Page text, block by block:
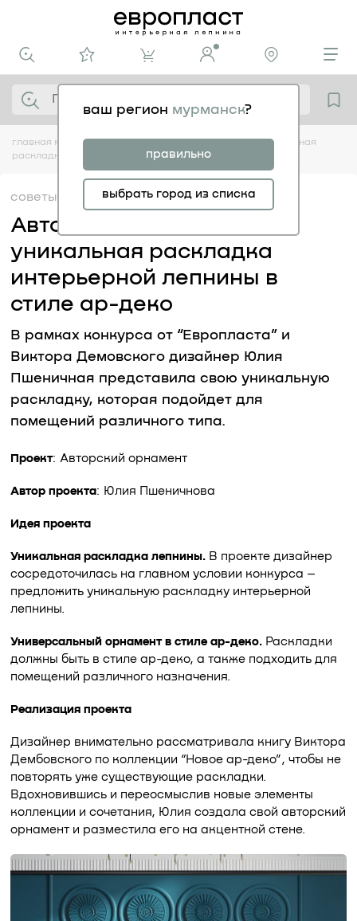
ваш регион мурманск?
правильно
выбрать город из списка
главная медиацентр советы авторский орнамент: уникальная
раскладка интерьерной лепнины в стиле ар-деко
советы 23.05
Авторский орнамент:
уникальная раскладка
интерьерной лепнины в
стиле ар-деко
В рамках конкурса от “Европласта” и
Виктора Демовского дизайнер Юлия
Пшеничная представила свою уникальную
раскладку, которая подойдет для
помещений различного типа.
Проект: Авторский орнамент
Автор проекта: Юлия Пшеничнова
Идея проекта
Уникальная раскладка лепнины.В проекте дизайнер
сосредоточилась на главном условии конкурса –
предложить уникальную раскладку интерьерной
лепнины.
Универсальный орнамент в стиле ар-деко. Раскладки
должны быть в стиле ар-деко, а также подходить для
помещений различного назначения.
Реализация проекта
Дизайнер внимательно рассматривала книгу Виктора
Дембовского по коллекции “Новое ар-деко”, чтобы не
повторять уже существующие раскладки.
Вдохновившись и переосмыслив новые элементы
коллекции и сочетания, Юлия создала свой авторский
орнамент и разместила его на акцентной стене.